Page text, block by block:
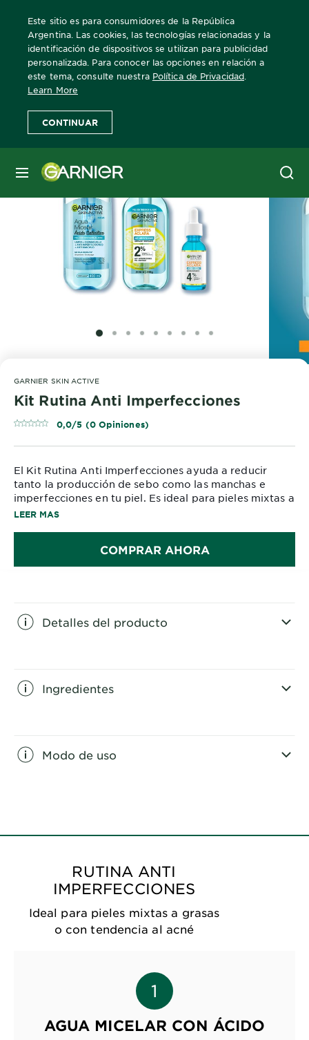
Este sitio es para consumidores de la República
Argentina. Las cookies, las tecnologías relacionadas y la
identificación de dispositivos se utilizan para publicidad
personalizada. Para conocer las opciones en relación a
este tema, consulte nuestra Política de Privacidad
Learn More
CONTINUAR
MENÚ
Home Skin Active Anti imperfecciones
SLIDE 1
SLIDE 2
SLIDE 3
SLIDE 4
SLIDE 5
SLIDE 6
SLIDE 7
SLIDE 8
SLIDE 9
GARNIER SKIN ACTIVE
Kit Rutina Anti Imperfecciones
0,0/5 (0 Opiniones)
El Kit Rutina Anti Imperfecciones ayuda a reducir
tanto la producción de sebo como las manchas e
imperfecciones en tu piel. Es ideal para pieles mixtas a
grasas.
LEER MAS
COMPRAR AHORA
Detalles del producto
Ingredientes
Modo de uso
RUTINA ANTI
IMPERFECCIONES
Ideal para pieles mixtas a grasas
o con tendencia al acné
AGUA MICELAR CON ÁCIDO